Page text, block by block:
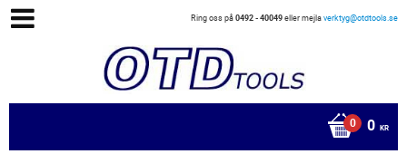
Ring oss på0492 - 40049eller mejlaverktyg@otdtools.se
0 KR